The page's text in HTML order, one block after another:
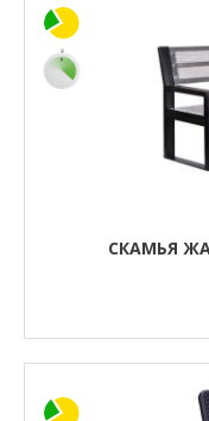
СКАМЬЯ